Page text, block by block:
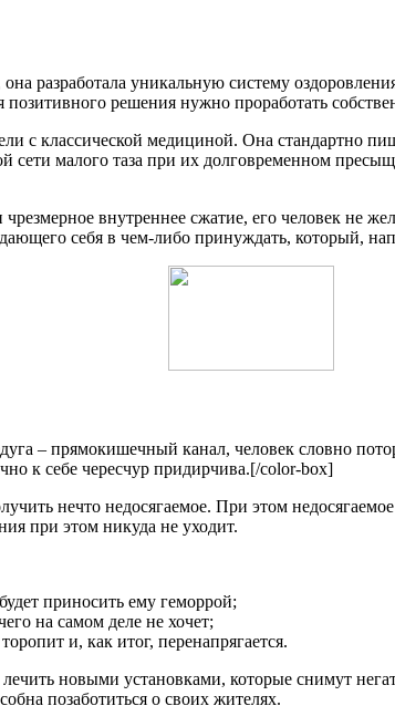
разработала уникальную систему
решения нужно проработать
с классической медициной. Она стандартно
сети малого таза при их долговременном
внутреннее сжатие, его человек не
себя в чем-либо принуждать, который,
– прямокишечный канал, человек словно
к себе чересчур придирчива.[/color-box]
нечто недосягаемое. При этом
при этом никуда не уходит.
приносить ему геморрой;
на самом деле не хочет;
и, как итог, перенапрягается.
новыми установками, которые снимут
позаботиться о своих жителях.